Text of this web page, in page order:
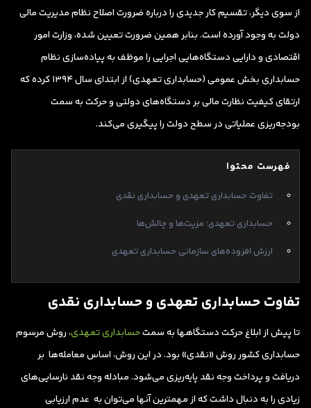
ﺍﺯ ﺳﻮی ﺩﻳﮕﺮ، ﺗﻘﺴﻴﻢ ﻛﺎﺭ ﺟﺪﻳﺪی ﺭﺍ ﺩﺭباره ﺿﺮﻭﺭﺕ ﺍﺻﻼﺡ ﻧﻈﺎﻡ ﻣﺪﻳﺮﻳﺖ ﻣﺎلی
ﺩﻭﻟﺖ ﺑﻪ ﻭﺟﻮﺩ ﺁﻭﺭﺩه است. بنابر همین ضرورت تعیین شده، وزارت امور
اقتصادی و دارایی دستگاه‌هایی اجرایی را موظف به پیاده‌سازی نظام
حسابداری بخش عمومی (حسابداری تعهدی) از ابتدای سال ۱۳۹۴ کرده که
ارتقای کیفیت نظارت مالی بر دستگاه‌های دولتی و حرکت به سمت
بودجه‌ریزی عملیاتی در سطح دولت را پیگیری می‌کند.
فهرست محتوا
تفاوت حسابداری تعهدی و حسابداری نقدی
حسابداری تعهدی؛ مزیت‌ها و چالش‌ها
ارزش افزوده‌های سازمانی حسابداری تعهدی
تفاوت حسابداری تعهدی و حسابداری نقدی
تا پیش از ابلاغ حرکت دستگاهها به سمتحسابداری تعهدی، روش مرسوم
حسابداری کشور روش «نقدی» بود. در این روش، اساس معامله‌ها بر
دریافت و پرداخت وجه نقد پایه‌‌ریزی می‌شود. مبادله وجه نقد نارسایی‌های
زیادی را به دنبال داشت که از مهمترین آنها می‌توان به عدم ارزیابی